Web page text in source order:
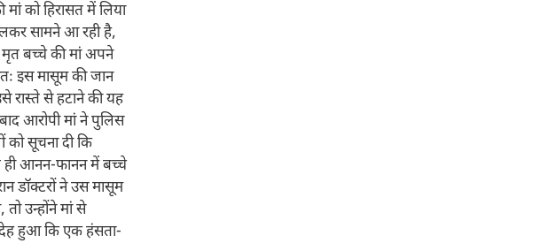
को हिरासत में लिया
सामने आ रही है,
मृत बच्चे की मां अपने
इस मासूम की जान
रास्ते से हटाने की यह
आरोपी मां ने पुलिस
को सूचना दी कि
ही आनन-फानन में बच्चे
डॉक्टरों ने उस मासूम
उन्होंने मां से
हुआ कि एक हंसता-